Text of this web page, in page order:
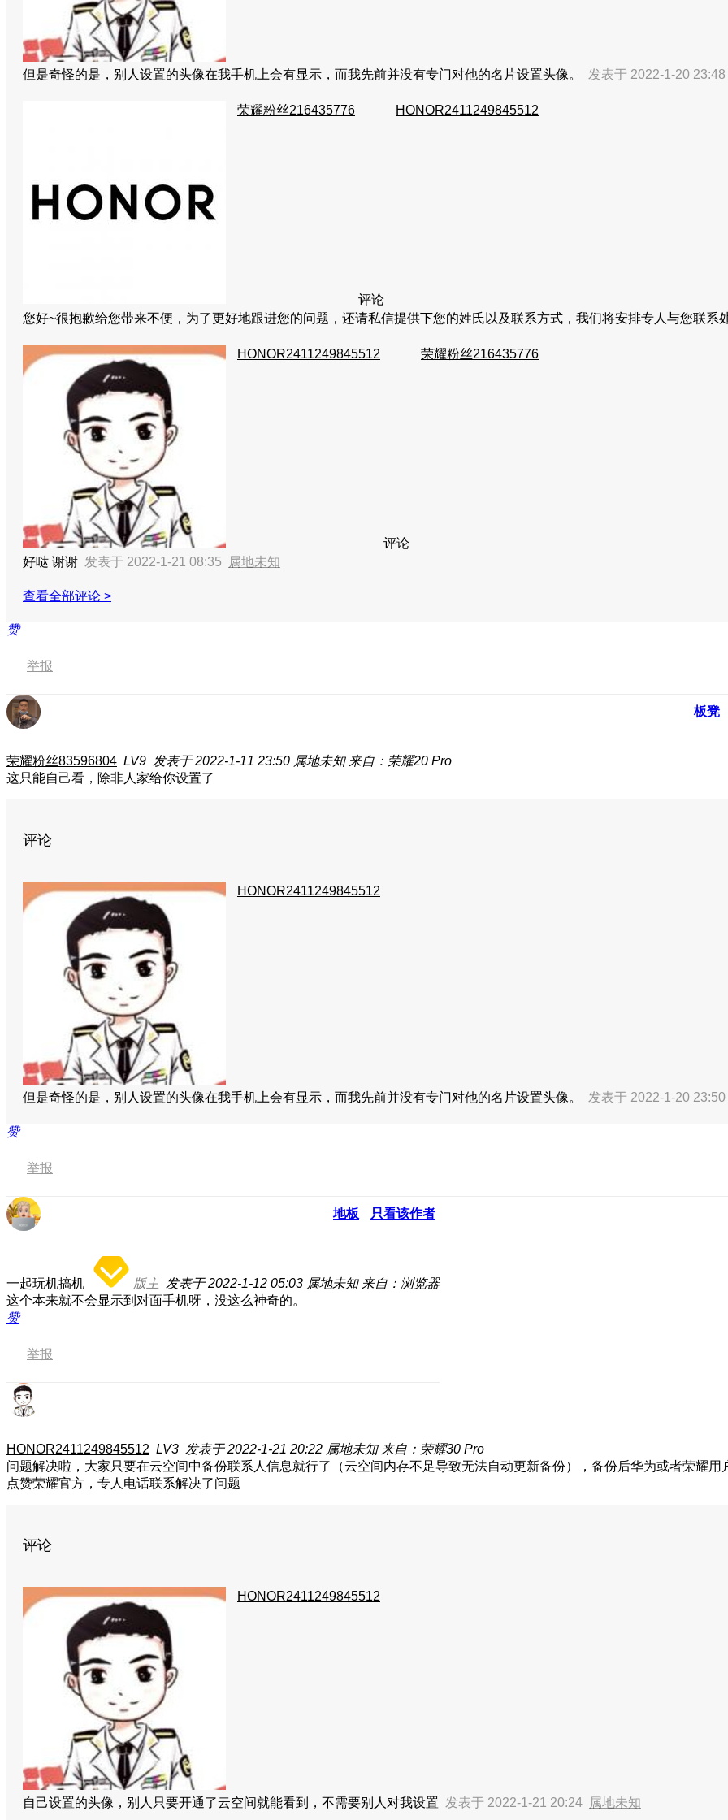
但是奇怪的是，别人设置的头像在我手机上会有显示，而我先前并没有专门对他的名片设置头像。 发表于 2022-1-20 23:48
荣耀粉丝216435776
评论
HONOR2411249845512
您好~很抱歉给您带来不便，为了更好地跟进您的问题，还请私信提供下您的姓氏以及联系方式，我们将安排专人与您联系
HONOR2411249845512
评论
荣耀粉丝216435776
好哒 谢谢 发表于 2022-1-21 08:35 属地未知
查看全部评论 >
赞
举报
板凳
荣耀粉丝83596804 LV9 发表于 2022-1-11 23:50 属地未知 来自：荣耀20 Pro
这只能自己看，除非人家给你设置了
评论
HONOR2411249845512
但是奇怪的是，别人设置的头像在我手机上会有显示，而我先前并没有专门对他的名片设置头像。 发表于 2022-1-20 23:50
赞
举报
地板 只看该作者
一起玩机搞机 版主 发表于 2022-1-12 05:03 属地未知 来自：浏览器
这个本来就不会显示到对面手机呀，没这么神奇的。
赞
举报
HONOR2411249845512 LV3 发表于 2022-1-21 20:22 属地未知 来自：荣耀30 Pro
问题解决啦，大家只要在云空间中备份联系人信息就行了（云空间内存不足导致无法自动更新备份），备份后华为或者荣耀
点赞荣耀官方，专人电话联系解决了问题
评论
HONOR2411249845512
自己设置的头像，别人只要开通了云空间就能看到，不需要别人对我设置 发表于 2022-1-21 20:24 属地未知